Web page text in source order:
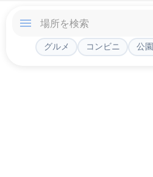
グルメ コンビニ 公園